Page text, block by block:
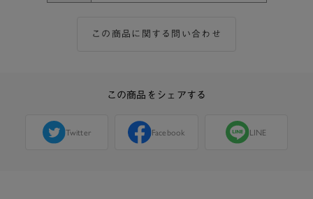
この商品に関する問い合わせ
この商品をシェアする
Twitter Facebook LINE